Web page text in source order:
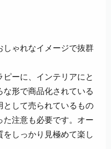
ゃれなイメージで抜群
ーに、インテリアにと
形で商品化されている
して売られているもの
注意も必要です。オー
しっかり見極めて楽し